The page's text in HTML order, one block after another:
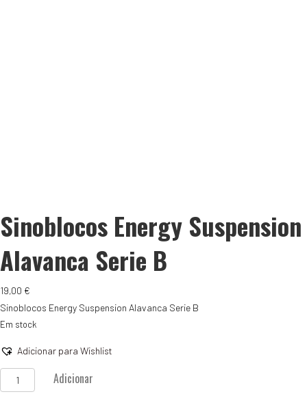
Sinoblocos Energy Suspension
Alavanca Serie B
19,00 €
Sinoblocos Energy Suspension Alavanca Serie B
Em stock
Adicionar para Wishlist
Quantidade
de
Adicionar